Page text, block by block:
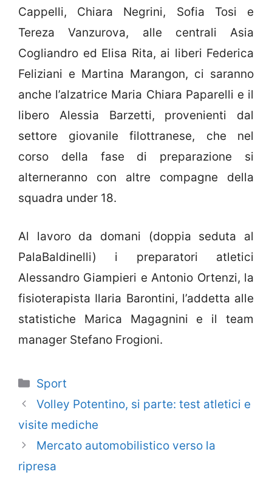
Cappelli, Chiara Negrini, Sofia Tosi e
Tereza Vanzurova, alle centrali Asia
Cogliandro ed Elisa Rita, ai liberi Federica
Feliziani e Martina Marangon, ci saranno
anche l’alzatrice Maria Chiara Paparelli e il
libero Alessia Barzetti, provenienti dal
settore giovanile filottranese, che nel
corso della fase di preparazione si
alterneranno con altre compagne della
squadra under 18.
Al lavoro da domani (doppia seduta al
PalaBaldinelli) i preparatori atletici
Alessandro Giampieri e Antonio Ortenzi, la
fisioterapista Ilaria Barontini, l’addetta alle
statistiche Marica Magagnini e il team
manager Stefano Frogioni.
Categorie
Sport
Volley Potentino, si parte: test atletici e
visite mediche
Mercato automobilistico verso la
ripresa